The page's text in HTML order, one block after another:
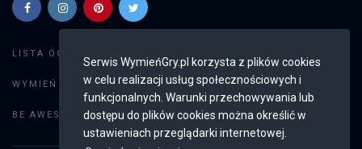
Serwis WymieńGry.pl korzysta z plików cookies
w celu realizacji usług społecznościowych i
funkcjonalnych. Warunki przechowywania lub
dostępu do plików cookies można określić w
ustawieniach przeglądarki internetowej.
PS5
EA Sports FC 24
SWITCH
LISTA OGŁOSZEŃ:
WYMIEŃ GRY: Dodaj ogłoszenie
BE AWESOME: Weryfikacja konta